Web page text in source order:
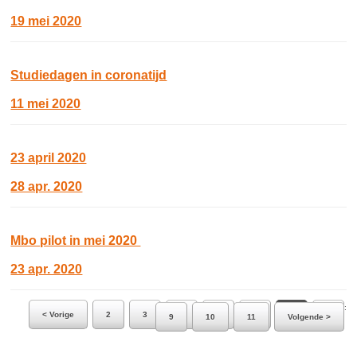
19 mei 2020
Studiedagen in coronatijd
11 mei 2020
23 april 2020
28 apr. 2020
Mbo pilot in mei 2020
23 apr. 2020
Ga naar pagina:
< Vorige
2 3 6 7 8
9 10 11 Volgende >